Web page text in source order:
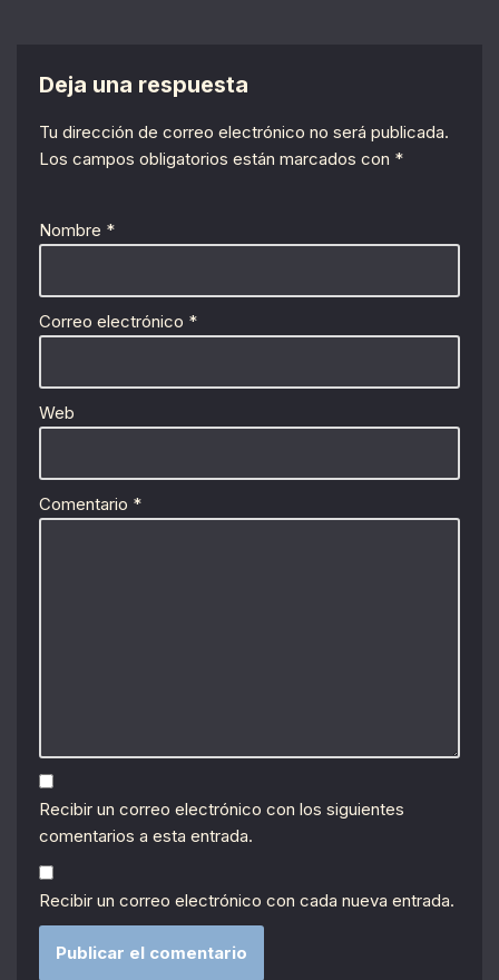
Deja una respuesta
Tu dirección de correo electrónico no será publicada.
Los campos obligatorios están marcados con *
Nombre *
Correo electrónico *
Web
Comentario *
Recibir un correo electrónico con los siguientes
comentarios a esta entrada.
Recibir un correo electrónico con cada nueva entrada.